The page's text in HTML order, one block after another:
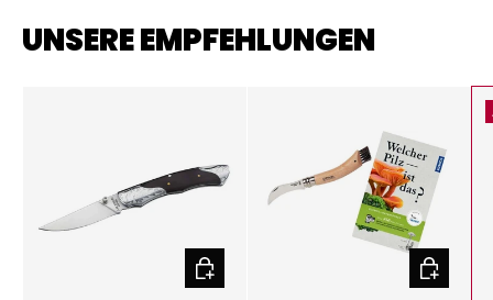
UNSERE EMPFEHLUNGEN
IN DEN WARENKORB IN DEN